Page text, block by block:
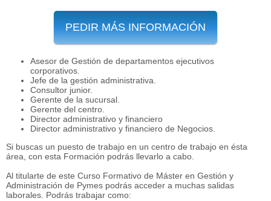
PEDIR MÁS INFORMACIÓN
Asesor de Gestión de departamentos ejecutivos
corporativos.
Jefe de la gestión administrativa.
Consultor junior.
Gerente de la sucursal.
Gerente del centro.
Director administrativo y financiero
Director administrativo y financiero de Negocios.
Si buscas un puesto de trabajo en un centro de trabajo en ésta
área, con esta Formación podrás llevarlo a cabo.
Al titularte de este Curso Formativo de Máster en Gestión y
Administración de Pymes podrás acceder a muchas salidas
laborales. Podrás trabajar como: